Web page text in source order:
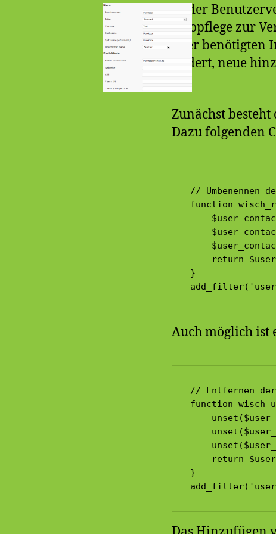
In der
Infopflege zur
oder benötigten
ändert, neue
Zunächst
Dazu folgenden
// Umbenennen
function
return
}
Auch möglich ist
// Entfernen der
function
return
}